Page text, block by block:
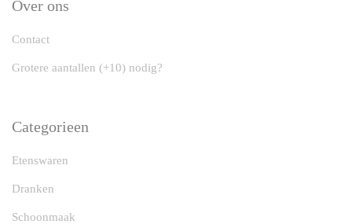
Over ons
Contact
Grotere aantallen (+10) nodig?
Categorieen
Etenswaren
Dranken
Schoonmaak